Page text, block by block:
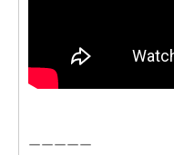
ーーーーー